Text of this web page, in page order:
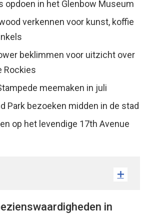
opdoen in het Glenbow Museum
verkennen voor kunst, koffie
beklimmen voor uitzicht over
Rockies
meemaken in juli
Park bezoeken midden in de stad
op het levendige 17th Avenue
in